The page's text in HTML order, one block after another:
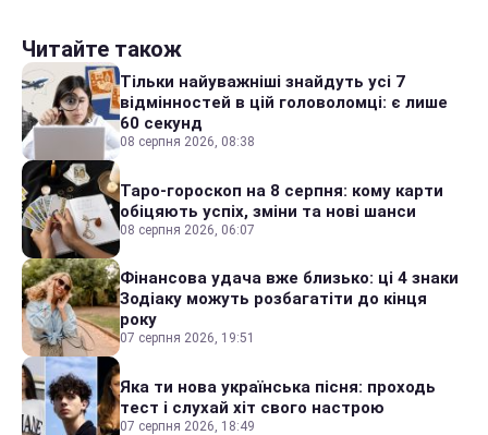
Читайте також
Тільки найуважніші знайдуть усі 7
відмінностей в цій головоломці: є лише
60 секунд
08 серпня 2026, 08:38
Таро-гороскоп на 8 серпня: кому карти
обіцяють успіх, зміни та нові шанси
08 серпня 2026, 06:07
Фінансова удача вже близько: ці 4 знаки
Зодіаку можуть розбагатіти до кінця
року
07 серпня 2026, 19:51
Яка ти нова українська пісня: проходь
тест і слухай хіт свого настрою
07 серпня 2026, 18:49